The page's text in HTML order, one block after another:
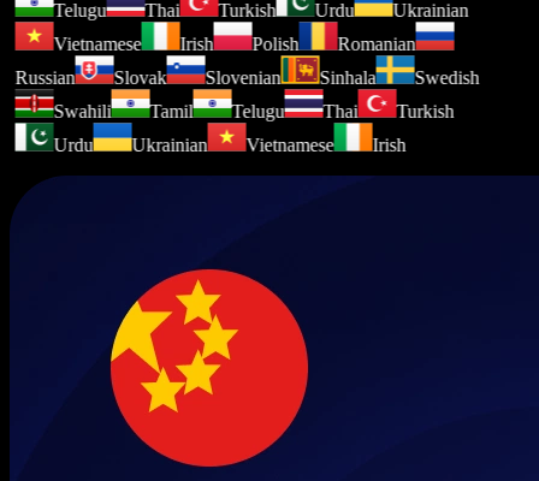
Telugu
Thai Turkish Urdu
Ukrainian
Vietnamese
Irish Polish
Romanian
Russian
Slovak Slovenian Sinhala
Swedish
Swahili
Tamil Telugu Thai
Turkish
Urdu
Ukrainian Vietnamese Irish